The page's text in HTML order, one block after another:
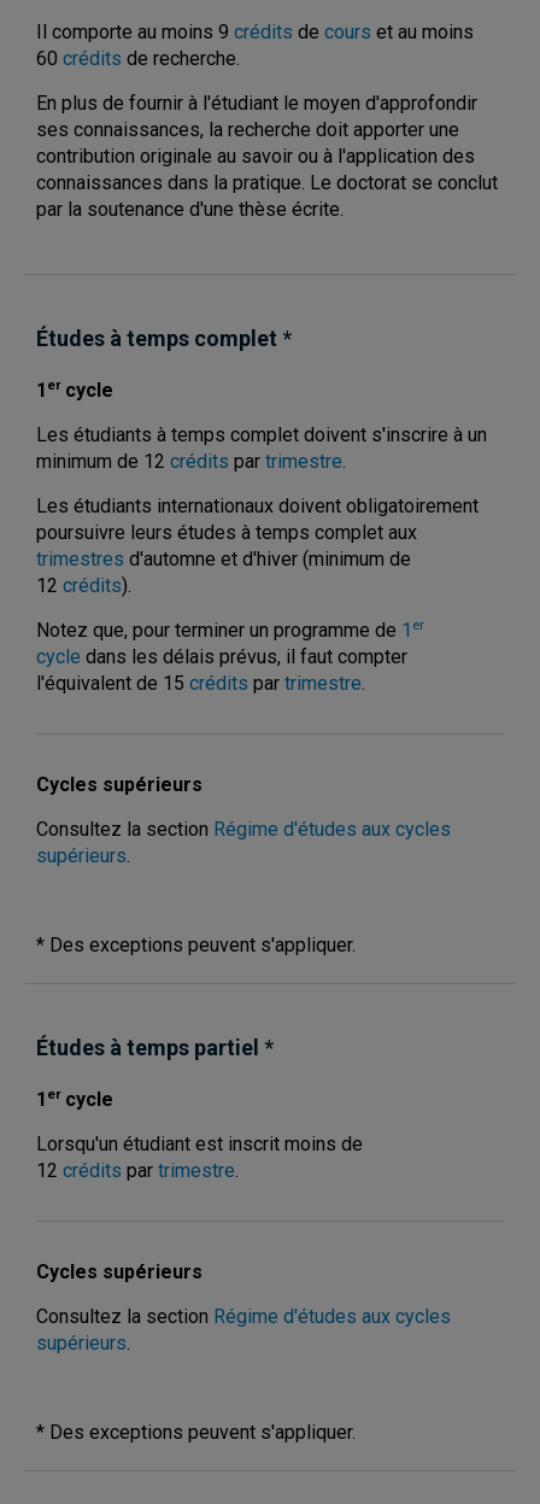
Il comporte au moins 9 crédits de cours et au moins
60 crédits de recherche.
En plus de fournir à l'étudiant le moyen d'approfondir
ses connaissances, la recherche doit apporter une
contribution originale au savoir ou à l'application des
connaissances dans la pratique. Le doctorat se conclut
par la soutenance d'une thèse écrite.
Études à temps complet *
1 ercycle
Les étudiants à temps complet doivent s'inscrire à un
minimum de 12 crédits par trimestre.
Les étudiants internationaux doivent obligatoirement
poursuivre leurs études à temps complet aux
trimestres d'automne et d'hiver (minimum de
12 crédits).
Notez que, pour terminer un programme de 1 er
cycle dans les délais prévus, il faut compter
l'équivalent de 15 crédits par trimestre.
Cycles supérieurs
Consultez la section Régime d'études aux cycles
supérieurs.
* Des exceptions peuvent s'appliquer.
Études à temps partiel *
1 ercycle
Lorsqu'un étudiant est inscrit moins de
12 crédits par trimestre.
Cycles supérieurs
Consultez la section Régime d'études aux cycles
supérieurs.
* Des exceptions peuvent s'appliquer.